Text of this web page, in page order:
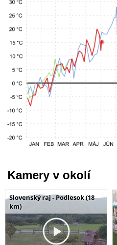
Kamery v okolí
Slovenský raj - Podlesok (18
km)